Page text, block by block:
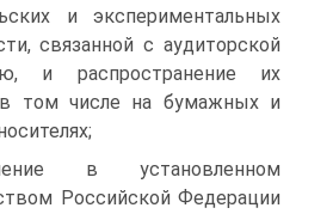
и экспериментальных
связанной с аудиторской
и распространение их
в том числе на бумажных и
в установленном
Российской Федера­ции